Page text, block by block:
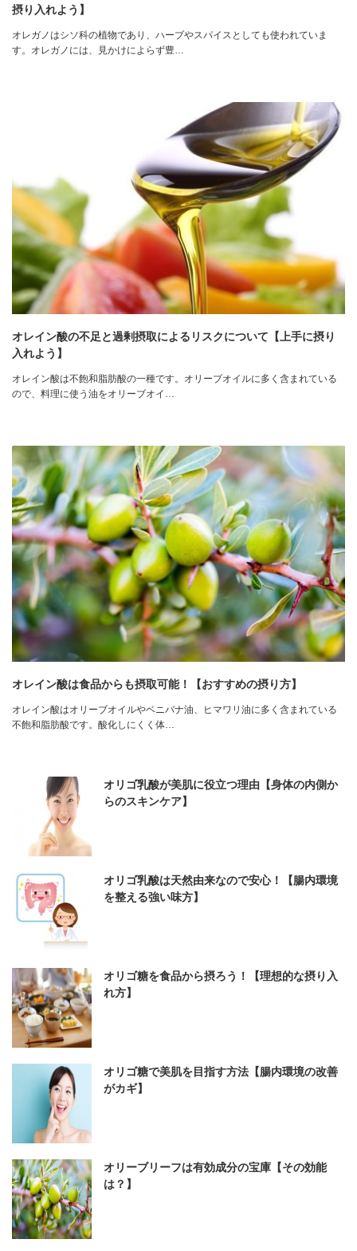
摂り入れよう】
オレガノはシソ科の植物であり、ハーブやスパイスとしても使われていま
す。オレガノには、見かけによらず豊…
オレイン酸の不足と過剰摂取によるリスクについて【上手に摂り
入れよう】
オレイン酸は不飽和脂肪酸の一種です。オリーブオイルに多く含まれている
ので、料理に使う油をオリーブオイ…
オレイン酸は食品からも摂取可能！【おすすめの摂り方】
オレイン酸はオリーブオイルやベニバナ油、ヒマワリ油に多く含まれている
不飽和脂肪酸です。酸化しにくく体…
オリゴ乳酸が美肌に役立つ理由【身体の内側か
らのスキンケア】
オリゴ乳酸は天然由来なので安心！【腸内環境
を整える強い味方】
オリゴ糖を食品から摂ろう！【理想的な摂り入
れ方】
オリゴ糖で美肌を目指す方法【腸内環境の改善
がカギ】
オリーブリーフは有効成分の宝庫【その効能
は？】